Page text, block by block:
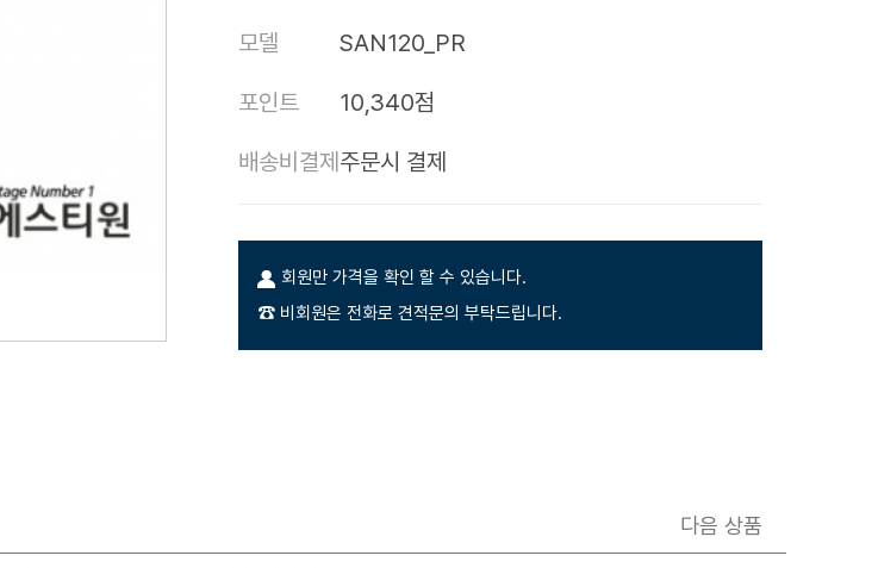
모델 SAN120_PR
포인트 10,340점
배송비결제 주문시 결제
회원만 가격을 확인 할 수 있습니다.
☎ 비회원은 전화로 견적문의 부탁드립니다.
다음 상품